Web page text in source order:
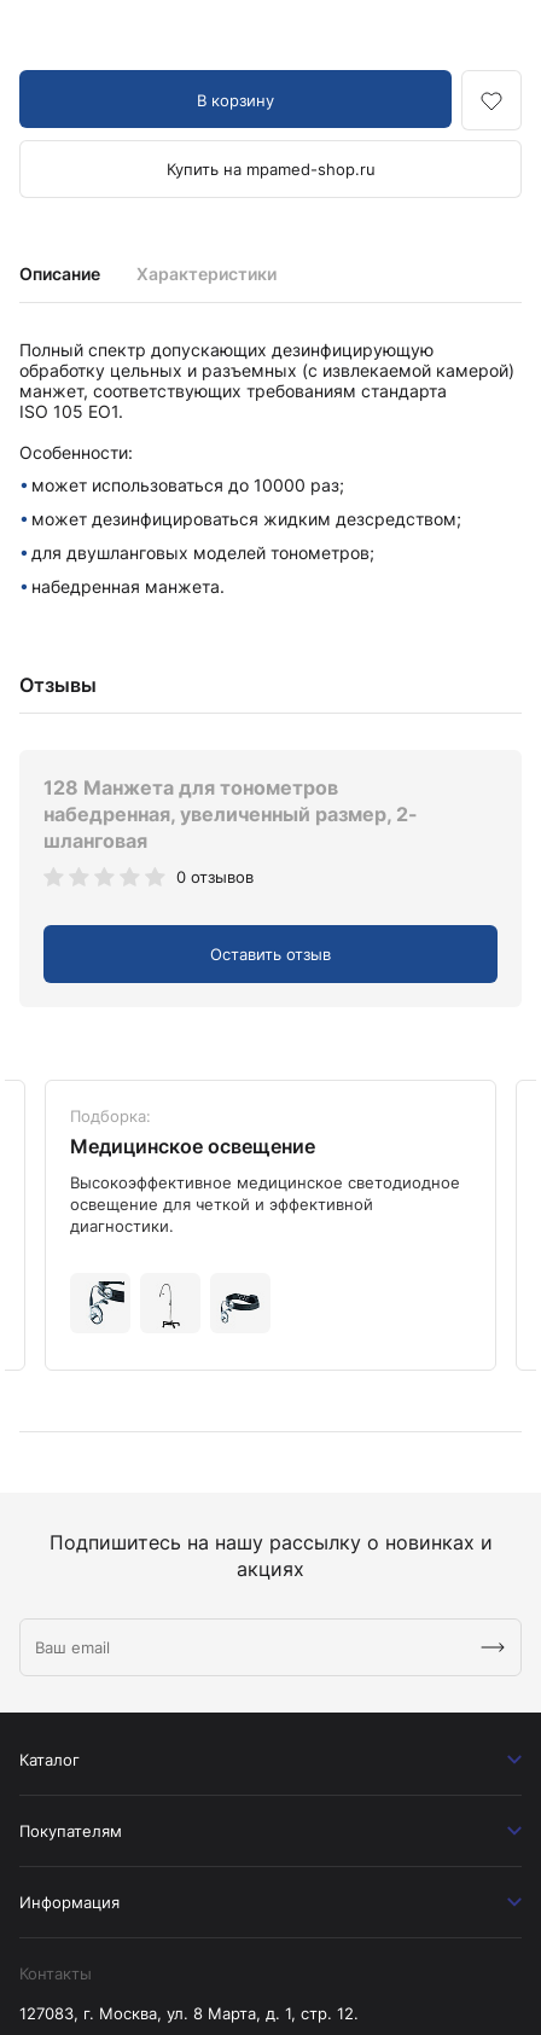
Описание Характеристики
Полный спектр допускающих дезинфицирующую
обработку цельных и разъемных (с извлекаемой камерой)
манжет, соответствующих требованиям стандарта
ISO 105 EO1.
Особенности:
может использоваться до 10000 раз;
может дезинфицироваться жидким дезсредством;
для двушланговых моделей тонометров;
набедренная манжета.
Отзывы
128 Манжета для тонометров
набедренная, увеличенный размер, 2-
шланговая
0 отзывов
Оставить отзыв
В корзину
Купить на mpamed-shop.ru
Подборка:
Медицинское освещение
Высокоэффективное медицинское светодиодное
освещение для четкой и эффективной
диагностики.
Подпишитесь на нашу рассылку о новинках и
акциях
Каталог
Покупателям
Информация
Контакты
127083, г. Москва, ул. 8 Марта, д. 1, стр. 12.